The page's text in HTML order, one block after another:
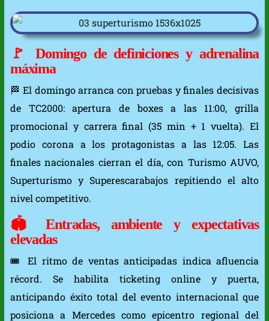
🚩 Domingo de definiciones y adrenalina
máxima
🏁 El domingo arranca con pruebas y finales decisivas
de TC2000: apertura de boxes a las 11:00, grilla
promocional y carrera final (35 min + 1 vuelta). El
podio corona a los protagonistas a las 12:05. Las
finales nacionales cierran el día, con Turismo AUVO,
Superturismo y Superescarabajos repitiendo el alto
nivel competitivo.
🏟️ Entradas, ambiente y expectativas
elevadas
🎟️ El ritmo de ventas anticipadas indica afluencia
récord. Se habilita ticketing online y puerta,
anticipando éxito total del evento internacional que
posiciona a Mercedes como epicentro regional del